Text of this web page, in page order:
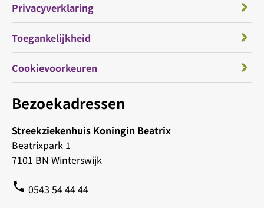
Bezoekadressen
Streekziekenhuis Koningin Beatrix
Beatrixpark 1
7101 BN Winterswijk
phone 0543 54 44 44
Privacyverklaring
Toegankelijkheid
Cookievoorkeuren